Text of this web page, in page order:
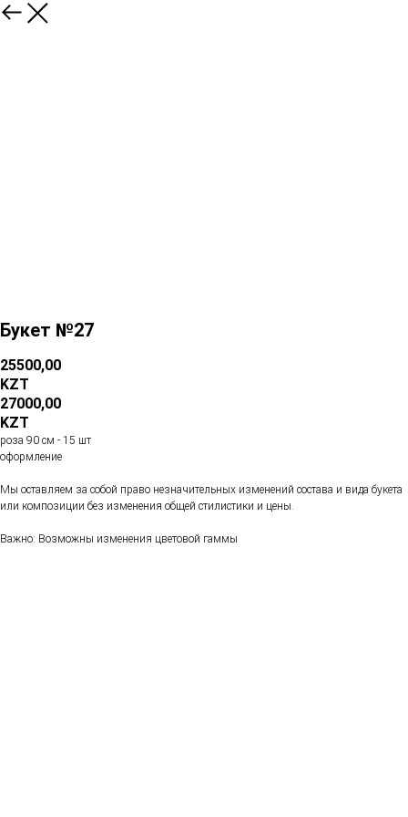
Букет №27
25500,00
KZT
27000,00
KZT
роза 90 см - 15 шт
оформление
Мы оставляем за собой право незначительных изменений состава и вида букета
или композиции без изменения общей стилистики и цены.
Важно: Возможны изменения цветовой гаммы